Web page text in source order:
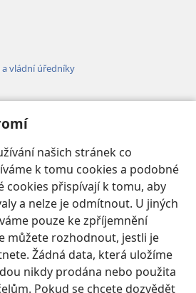
našich stránek co
k tomu cookies a podobné
cookies přispívají k tomu, aby
a nelze je odmítnout. U jiných
pouze ke zpříjemnění
můžete rozhodnout, jestli je
Žádná data, která uložíme
nikdy prodána nebo použita
Pokud se chcete dozvědět
vládní úředníky
věže